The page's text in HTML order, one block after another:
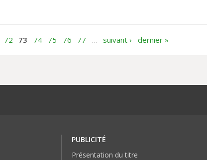
72 73 74 75 76 77 … suivant › dernier »
PUBLICITÉ
Présentation du titre